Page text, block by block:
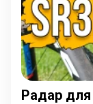
Радар